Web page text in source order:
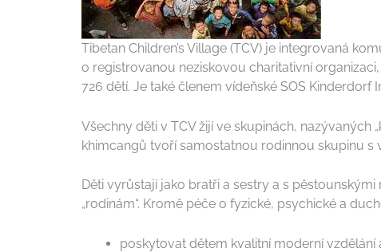
Tibetan Children’s Village (TCV) je integrovaná
o registrovanou neziskovou charitativní
726 dětí. Je také členem vídeňské SOS Kinderdorf
Všechny děti v TCV žijí ve skupinách,
khimcangů tvoří samostatnou rodinnou skupinu s
Děti vyrůstají jako bratři a sestry a s
„rodinám“. Kromě péče o fyzické, psychické a
poskytovat dětem kvalitní moderní